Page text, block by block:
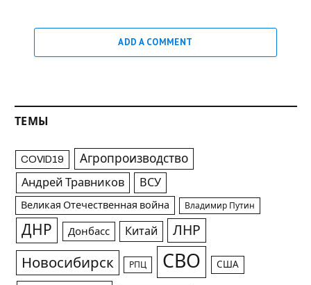
ADD A COMMENT
ТЕМЫ
COVID19 Агропроизводство
Андрей Травников ВСУ
Великая Отечественная война Владимир Путин
ДНР Донбасс Китай ЛНР
Новосибирск РПЦ СВО США